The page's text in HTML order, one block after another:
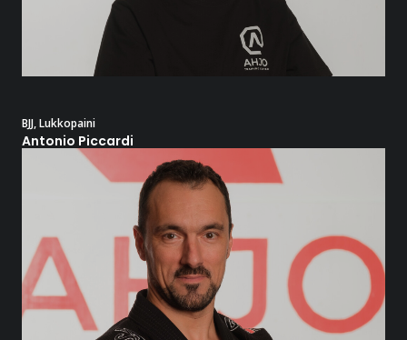
BJJ,Lukkopaini
Antonio Piccardi